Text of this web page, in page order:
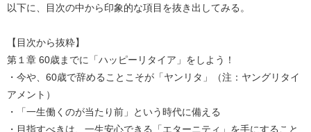
以下に、目次の中から印象的な項目を抜き出してみる。
【目次から抜粋】
第１章 60歳までに「ハッピーリタイア」をしよう！
・今や、60歳で辞めることこそが「ヤンリタ」（注：ヤングリタイ
アメント）
・「一生働くのが当たり前」という時代に備える
・目指すべきは、一生安心できる「エターニティ」を手にすること